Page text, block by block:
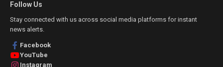
Follow Us
Stay connected with us across social media platforms for instant
news alerts.
Facebook
YouTube
Instagram